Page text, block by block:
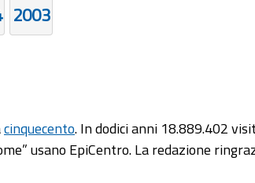
2003
cinquecento. In dodici anni 18.889.402
usano EpiCentro. La redazione